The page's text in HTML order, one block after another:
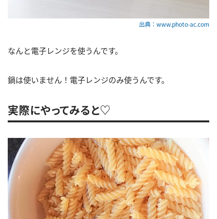
出典：www.photo-ac.com
なんと電子レンジを使うんです。
鍋は使いません！電子レンジのみ使うんです。
実際にやってみると♡